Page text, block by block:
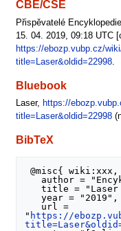
CBE/CSE
Přispěvatelé
15. 04. 2019, 09:18 UTC
https://ebozp.vubp.cz/
title=Laser&oldid=22998.
Bluebook
Laser, https://
title=Laser&oldid=22998
BibTeX
@misc{ wiki:xxx,
   title = "Laser --- ",
   year = "2019",
" https://